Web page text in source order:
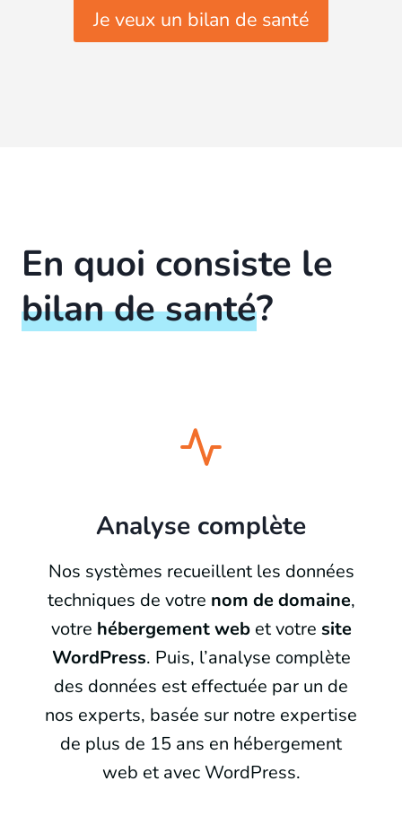
Je veux un bilan de santé
En quoi consiste le
bilan de santé?
Analyse complète
Nos systèmes recueillent les données
techniques de votre nom de domaine,
votre hébergement webet votre site
WordPress. Puis, l’analyse complète
des données est effectuée par un de
nos experts, basée sur notre expertise
de plus de 15 ans en hébergement
web et avec WordPress.